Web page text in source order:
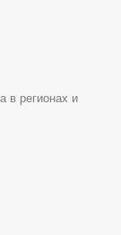
в регионах и